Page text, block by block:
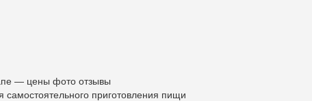
— цены фото отзывы
самостоятельного приготовления пищи